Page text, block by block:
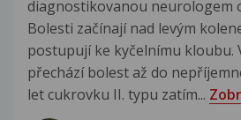
diagnostikovanou neurologem
Bolesti začínají nad levým
postupují ke kyčelnímu kloubu.
přechází bolest až do
let cukrovku II. typu zatím...